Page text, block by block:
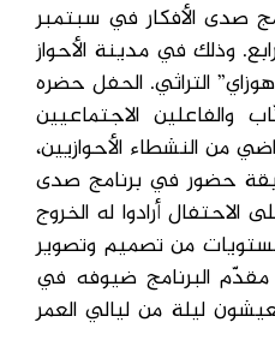
صدى الأفكار في سبتمبر
الرابع. وذلك في مدينة الأحواز
التراثي. الحفل حضره
والفاعلين الاجتماعيين
من النشطاء الأحوازيين،
حضور في برنامج صدى
الاحتفال أرادوا له الخروج
من تصميم وتصوير
البرنامج ضيوفه في
ليلة من ليالي العمر